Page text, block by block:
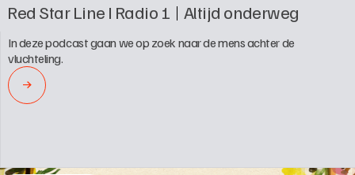
Red Star Line I Radio 1 Altijd onderweg
In deze podcast gaan we op zoek naar de mens achter de
vluchteling.
→